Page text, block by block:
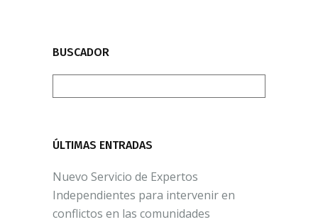
BUSCADOR
ÚLTIMAS ENTRADAS
Nuevo Servicio de Expertos
Independientes para intervenir en
conflictos en las comunidades